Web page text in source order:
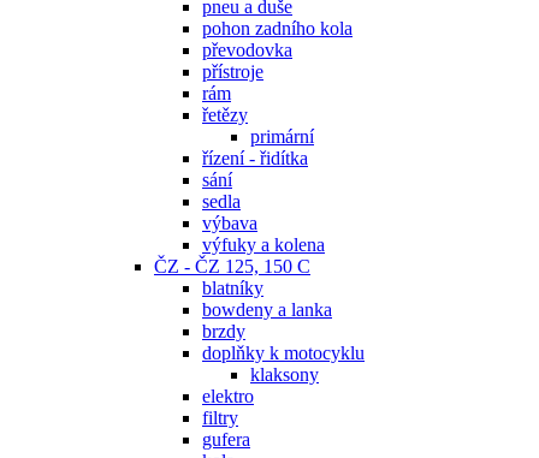
pneu a duše
pohon zadního kola
převodovka
přístroje
rám
řetězy
primární
řízení - řidítka
sání
sedla
výbava
výfuky a kolena
ČZ - ČZ 125, 150 C
blatníky
bowdeny a lanka
brzdy
doplňky k motocyklu
klaksony
elektro
filtry
gufera